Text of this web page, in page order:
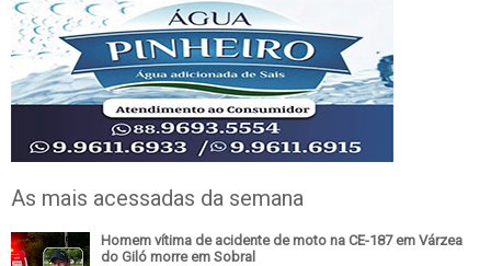
As mais acessadas da semana
Homem vítima de acidente de moto na CE-187 em Várzea
do Giló morre em Sobral